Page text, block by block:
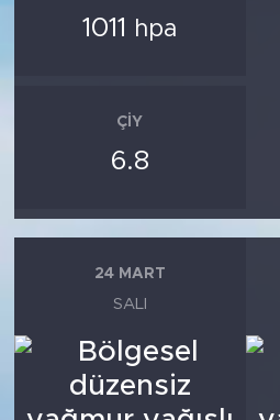
1011 hpa
ÇIY
6.8
24 MART
SALI